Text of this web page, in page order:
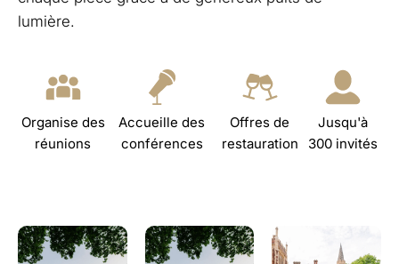
lumière.
Organise des
réunions
Accueille des
conférences
Offres de
restauration
Jusqu'à
300 invités